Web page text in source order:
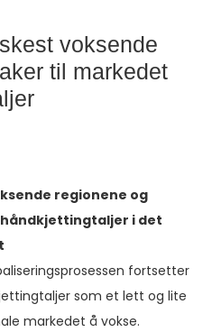
voksende
til markedet
regionene og
i det
fortsetter
som et lett og lite
markedet å vokse.